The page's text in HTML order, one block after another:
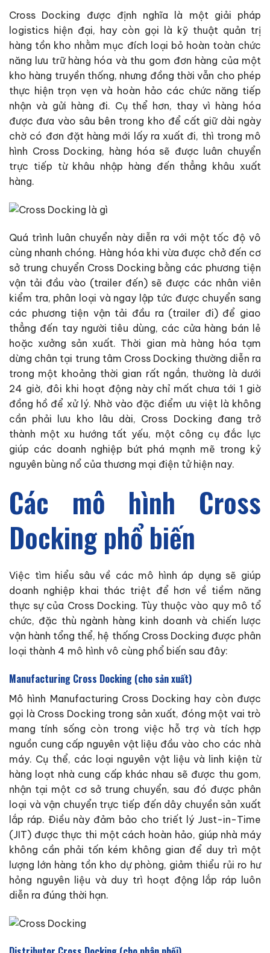
Cross Docking được định nghĩa là một giải pháp
logistics hiện đại, hay còn gọi là kỹ thuật quản trị
hàng tồn kho nhằm mục đích loại bỏ hoàn toàn chức
năng lưu trữ hàng hóa và thu gom đơn hàng của một
kho hàng truyền thống, nhưng đồng thời vẫn cho phép
thực hiện trọn vẹn và hoàn hảo các chức năng tiếp
nhận và gửi hàng đi. Cụ thể hơn, thay vì hàng hóa
được đưa vào sâu bên trong kho để cất giữ dài ngày
chờ có đơn đặt hàng mới lấy ra xuất đi, thì trong mô
hình Cross Docking, hàng hóa sẽ được luân chuyển
trực tiếp từ khâu nhập hàng đến thẳng khâu xuất
hàng.
Quá trình luân chuyển này diễn ra với một tốc độ vô
cùng nhanh chóng. Hàng hóa khi vừa được chở đến cơ
sở trung chuyển Cross Docking bằng các phương tiện
vận tải đầu vào (trailer đến) sẽ được các nhân viên
kiểm tra, phân loại và ngay lập tức được chuyển sang
các phương tiện vận tải đầu ra (trailer đi) để giao
thẳng đến tay người tiêu dùng, các cửa hàng bán lẻ
hoặc xưởng sản xuất. Thời gian mà hàng hóa tạm
dừng chân tại trung tâm Cross Docking thường diễn ra
trong một khoảng thời gian rất ngắn, thường là dưới
24 giờ, đôi khi hoạt động này chỉ mất chưa tới 1 giờ
đồng hồ để xử lý. Nhờ vào đặc điểm ưu việt là không
cần phải lưu kho lâu dài, Cross Docking đang trở
thành một xu hướng tất yếu, một công cụ đắc lực
giúp các doanh nghiệp bứt phá mạnh mẽ trong kỷ
nguyên bùng nổ của thương mại điện tử hiện nay.
Các mô hình Cross
Docking phổ biến
Việc tìm hiểu sâu về các mô hình áp dụng sẽ giúp
doanh nghiệp khai thác triệt để hơn về tiềm năng
thực sự của Cross Docking. Tùy thuộc vào quy mô tổ
chức, đặc thù ngành hàng kinh doanh và chiến lược
vận hành tổng thể, hệ thống Cross Docking được phân
loại thành 4 mô hình vô cùng phổ biến sau đây:
Manufacturing Cross Docking (cho sản xuất)
Mô hình Manufacturing Cross Docking hay còn được
gọi là Cross Docking trong sản xuất, đóng một vai trò
mang tính sống còn trong việc hỗ trợ và tích hợp
nguồn cung cấp nguyên vật liệu đầu vào cho các nhà
máy. Cụ thể, các loại nguyên vật liệu và linh kiện từ
hàng loạt nhà cung cấp khác nhau sẽ được thu gom,
nhận tại một cơ sở trung chuyển, sau đó được phân
loại và vận chuyển trực tiếp đến dây chuyền sản xuất
lắp ráp. Điều này đảm bảo cho triết lý Just-in-Time
(JIT) được thực thi một cách hoàn hảo, giúp nhà máy
không cần phải tốn kém không gian để duy trì một
lượng lớn hàng tồn kho dự phòng, giảm thiểu rủi ro hư
hỏng nguyên liệu và duy trì hoạt động lắp ráp luôn
diễn ra đúng thời hạn.